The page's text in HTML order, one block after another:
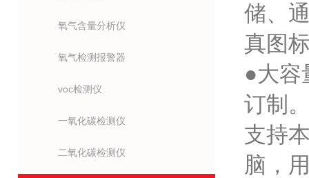
氧气含量分析仪
氧气检测报警器
voc检测仪
一氧化碳检测仪
二氧化碳检测仪
储、
真图
●大容
订制
支持
脑，